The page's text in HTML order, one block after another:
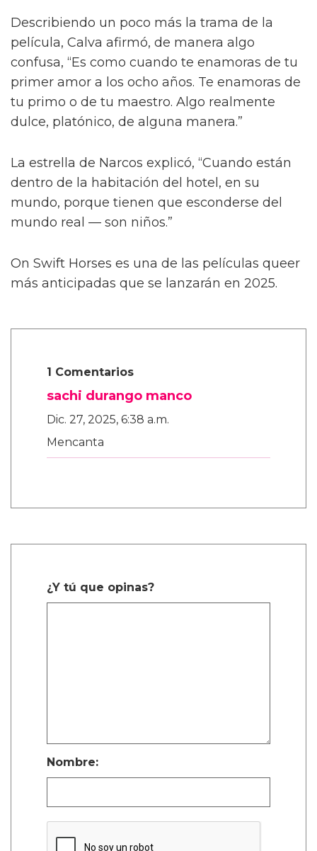
Describiendo un poco más la trama de la
película, Calva afirmó, de manera algo
confusa, “Es como cuando te enamoras de tu
primer amor a los ocho años. Te enamoras de
tu primo o de tu maestro. Algo realmente
dulce, platónico, de alguna manera.”
La estrella de Narcos explicó, “Cuando están
dentro de la habitación del hotel, en su
mundo, porque tienen que esconderse del
mundo real — son niños.”
On Swift Horses es una de las películas queer
más anticipadas que se lanzarán en 2025.
1 Comentarios
sachi durango manco
Dic. 27, 2025, 6:38 a.m.
Mencanta
¿Y tú que opinas?
Nombre: